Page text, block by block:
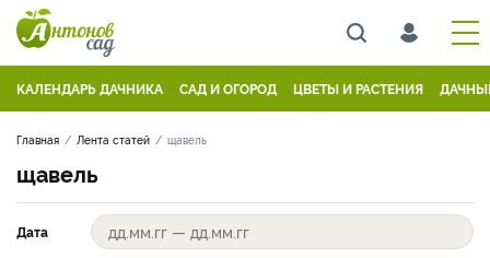
КАЛЕНДАРЬ ДАЧНИКА САД И ОГОРОД ЦВЕТЫ И РАСТЕНИЯ
Главная Лента статей щавель
щавель
Дата